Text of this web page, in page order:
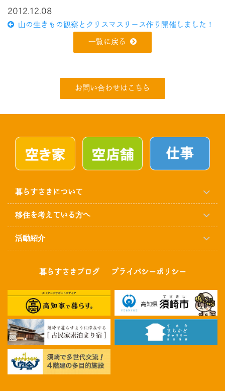
2012.12.08
山の生きもの観察とクリスマスリース作り開催しました！
一覧に戻る
お問い合わせはこちら
暮らすさきについて
移住を考えている方へ
活動紹介
暮らすさきブログ プライバシーポリシー